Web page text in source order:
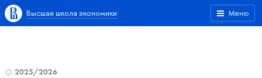
Меню
Высшая школа экономики
2025/2026